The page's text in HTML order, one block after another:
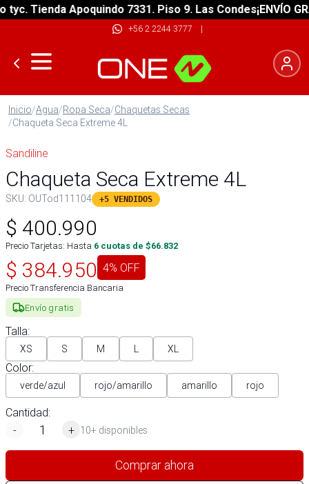
Tienda Apoquindo 7331. Piso 9. Las Condes¡ENVÍO
+56 2 2244 3777 |
Inicio/Agua/Ropa Seca/Chaquetas Secas
/Chaqueta Seca Extreme 4L
Sandiline
Chaqueta Seca Extreme 4L
SKU: OUTod111104 +5 VENDIDOS
$ 400.990
Precio Tarjetas: Hasta 6 cuotas de $66.832
$ 384.950 4% OFF
Precio Transferencia Bancaria
Envío gratis
Talla:
XS S M L XL
Color:
verde/azul rojo/amarillo amarillo rojo
Cantidad:
-
+ 10+ disponibles
Comprar ahora